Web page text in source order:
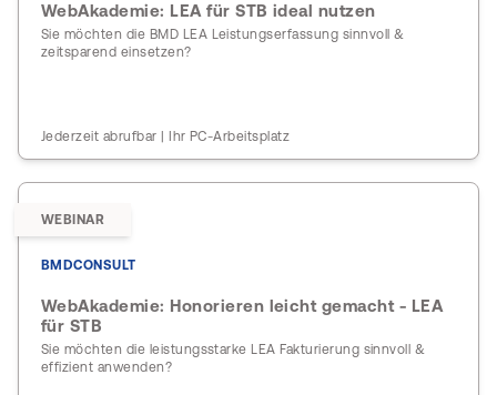
WebAkademie: LEA für STB ideal nutzen
Sie möchten die BMD LEA Leistungserfassung sinnvoll &
zeitsparend einsetzen?
Jederzeit abrufbar | Ihr PC-Arbeitsplatz
WEBINAR
BMDCONSULT
WebAkademie: Honorieren leicht gemacht - LEA
für STB
Sie möchten die leistungsstarke LEA Fakturierung sinnvoll &
effizient anwenden?